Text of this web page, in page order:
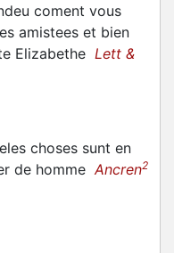
coment vous
amistees et bien
Elizabethe Lett &
choses sunt en
de homme Ancren2